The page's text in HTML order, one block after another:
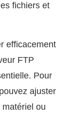
fichiers et
efficacement
FTP
Pour
ajuster
matériel ou